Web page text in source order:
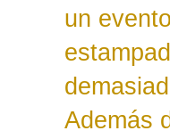
un
Además